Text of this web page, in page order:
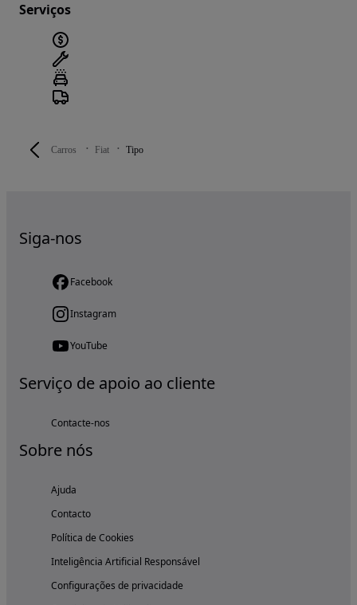
Carros Fiat Tipo
Serviços
Siga-nos
Facebook
Instagram
YouTube
Serviço de apoio ao cliente
Contacte-nos
Sobre nós
Ajuda
Contacto
Política de Cookies
Inteligência Artificial Responsável
Configurações de privacidade